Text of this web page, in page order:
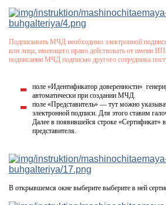
Подписывать МЧД необходимо электронной
или лица, имеющего право действовать от имени
подписании МЧД подписью другого сотрудника
поле «Идентификатор доверенности»
автоматически при создании МЧД.
поле «Представитель» — тут можно
электронной подписи. Для этого ставим
Далее в появившейся строке «Сертификат»
представителя.
В открывшемся окне выберите выберите в ней